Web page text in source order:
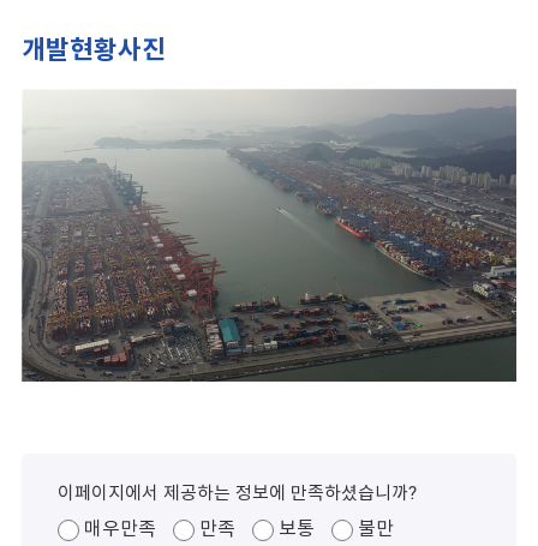
개발현황사진
이페이지에서 제공하는 정보에 만족하셨습니까?
매우만족 만족 보통
불만